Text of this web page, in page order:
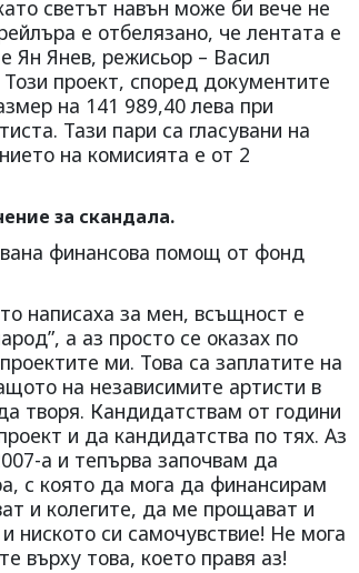
светът навън може би вече не
е отбелязано, че лентата е
Ян Янев, режисьор – Васил
проект, според документите
на 141 989,40 лева при
Тази пари са гласувани на
на комисията е от 2
за скандала.
финансова помощ от фонд
написаха за мен, всъщност е
а аз просто се оказах по
ми. Това са заплатите на
на независимите артисти в
творя. Кандидатствам от години
и да кандидатства по тях. Аз
а и тепърва започвам да
с която да мога да финансирам
и колегите, да ме прощават и
ниското си самочувствие! Не мога
върху това, което правя аз!